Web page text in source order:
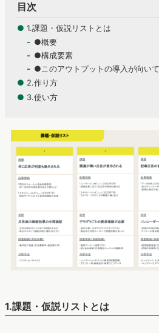
目次
● 1.課題・仮説リストとは
●概要
●構成要素
●このアウトプットの導入が向い
● 2.作り方
● 3.使い方
1.課題・仮説リストとは